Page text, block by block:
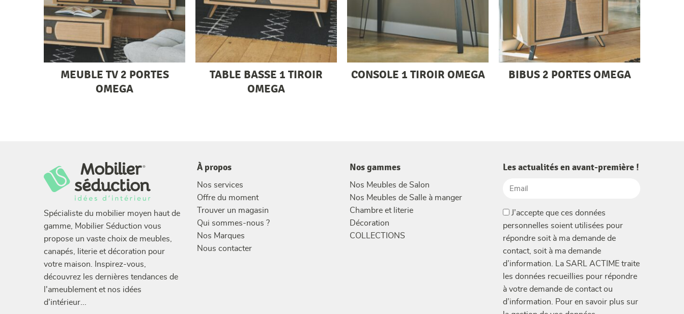
MEUBLE TV 2 PORTES
OMEGA
TABLE BASSE 1 TIROIR
OMEGA
CONSOLE 1 TIROIR OMEGA BIBUS 2 PORTES OMEGA
Spécialiste du mobilier moyen haut de
gamme, Mobilier Séduction vous
propose un vaste choix de meubles,
canapés, literie et décoration pour
votre maison. Inspirez-vous,
découvrez les dernières tendances de
l'ameublement et nos idées
d'intérieur...
À propos
Nos services
Offre du moment
Trouver un magasin
Qui sommes-nous ?
Nos Marques
Nous contacter
Nos gammes
Nos Meubles de Salon
Nos Meubles de Salle à manger
Chambre et literie
Décoration
COLLECTIONS
Les actualités en avant-première !
Email
(Nécessaire)
J’accepte que ces données
personnelles soient utilisées pour
répondre soit à ma demande de
contact, soit à ma demande
d’information. La SARL ACTIME traite
les données recueillies pour répondre
à votre demande de contact ou
d’information. Pour en savoir plus sur